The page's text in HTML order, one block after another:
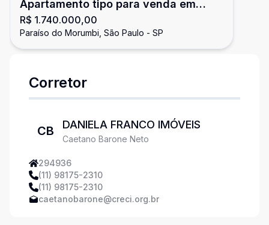
Apartamento tipo para venda em
Brooklin com 3 quartos, sendo 3
suítes, 105m²
R$ 1.740.000,00
Paraíso do Morumbi, São Paulo - SP
Corretor
CB DANIELA FRANCO IMÓVEIS
Caetano Barone Neto
294936
(11) 98175-2310
(11) 98175-2310
caetanobarone@creci.org.br